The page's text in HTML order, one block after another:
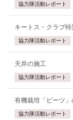
協力隊活動レポート
キートス・クラブ特
協力隊活動レポート
天井の施工
協力隊活動レポート
有機栽培「ビーツ」
協力隊活動レポート